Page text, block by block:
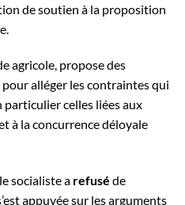
de soutien à la proposition
agricole, propose des
alléger les contraintes qui
particulier celles liées aux
à la concurrence déloyale
socialiste a refusé de
appuyée sur les arguments